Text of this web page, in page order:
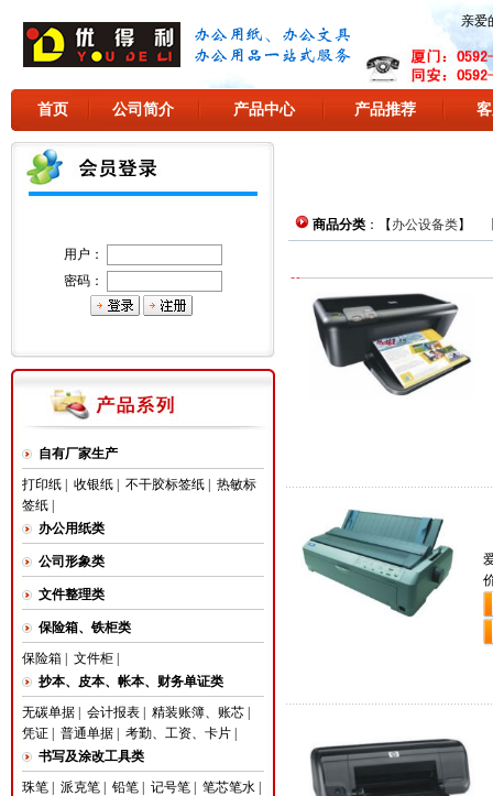
亲爱
首页 公司简介 产品中心 产品推荐
用户：
密码：
自有厂家生产
打印纸| 收银纸| 不干胶标签纸| 热敏标
签纸|
办公用纸类
公司形象类
文件整理类
保险箱、铁柜类
保险箱| 文件柜|
抄本、皮本、帐本、财务单证类
无碳单据| 会计报表| 精装账簿、账芯|
凭证| 普通单据| 考勤、工资、卡片|
书写及涂改工具类
珠笔| 派克笔| 铅笔| 记号笔| 笔芯笔水|
商品分类：【 办公设备类】